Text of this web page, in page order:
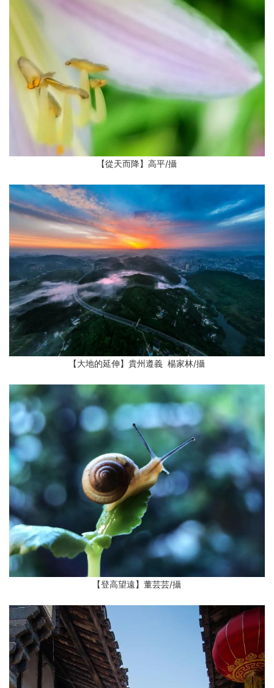
【從天而降】高平/攝
【大地的延伸】貴州遵義 楊家林/攝
【登高望遠】董芸芸/攝